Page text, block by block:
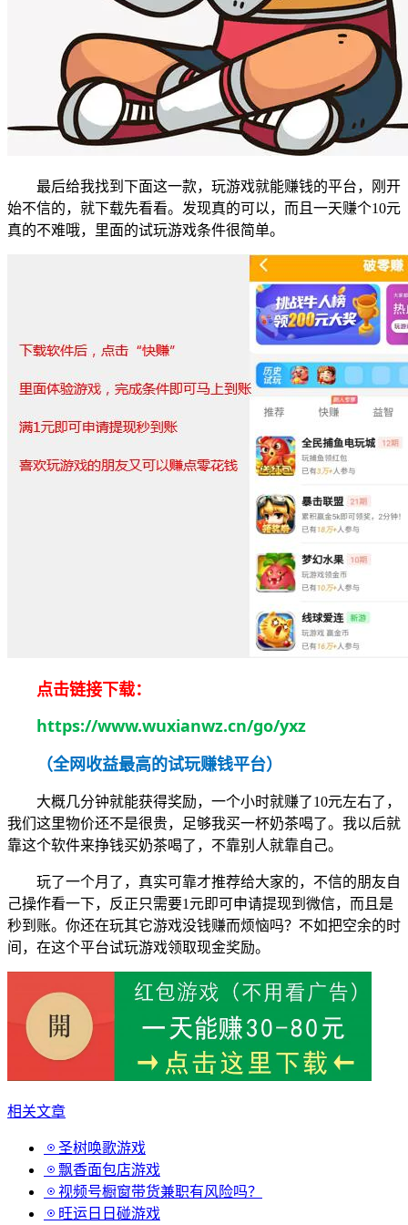
最后给我找到下面这一款，玩游戏就能赚钱的平台，刚开
始不信的，就下载先看看。发现真的可以，而且一天赚个10元
真的不难哦，里面的试玩游戏条件很简单。
点击链接下载：
https://www.wuxianwz.cn/go/yxz
（全网收益最高的试玩赚钱平台）
大概几分钟就能获得奖励，一个小时就赚了10元左右了，
我们这里物价还不是很贵，足够我买一杯奶茶喝了。我以后就
靠这个软件来挣钱买奶茶喝了，不靠别人就靠自己。
玩了一个月了，真实可靠才推荐给大家的，不信的朋友自
己操作看一下，反正只需要1元即可申请提现到微信，而且是
秒到账。你还在玩其它游戏没钱赚而烦恼吗？不如把空余的时
间，在这个平台试玩游戏领取现金奖励。
相关文章
圣树唤歌游戏
飘香面包店游戏
视频号橱窗带货兼职有风险吗？
旺运日日碰游戏